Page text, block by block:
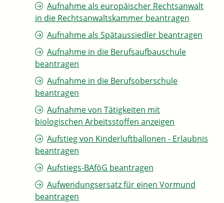
Aufnahme als europäischer Rechtsanwalt
in die Rechtsanwaltskammer beantragen
Aufnahme als Spätaussiedler beantragen
Aufnahme in die Berufsaufbauschule
beantragen
Aufnahme in die Berufsoberschule
beantragen
Aufnahme von Tätigkeiten mit
biologischen Arbeitsstoffen anzeigen
Aufstieg von Kinderluftballonen - Erlaubnis
beantragen
Aufstiegs-BAföG beantragen
Aufwendungsersatz für einen Vormund
beantragen